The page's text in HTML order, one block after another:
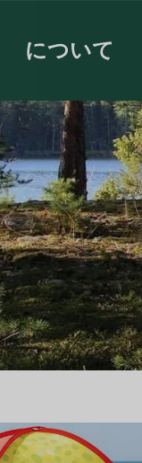
について